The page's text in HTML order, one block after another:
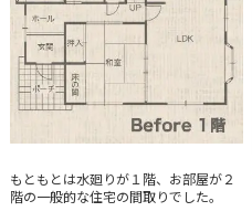
もともとは水廻りが１階、お部屋が２
階の一般的な住宅の間取りでした。